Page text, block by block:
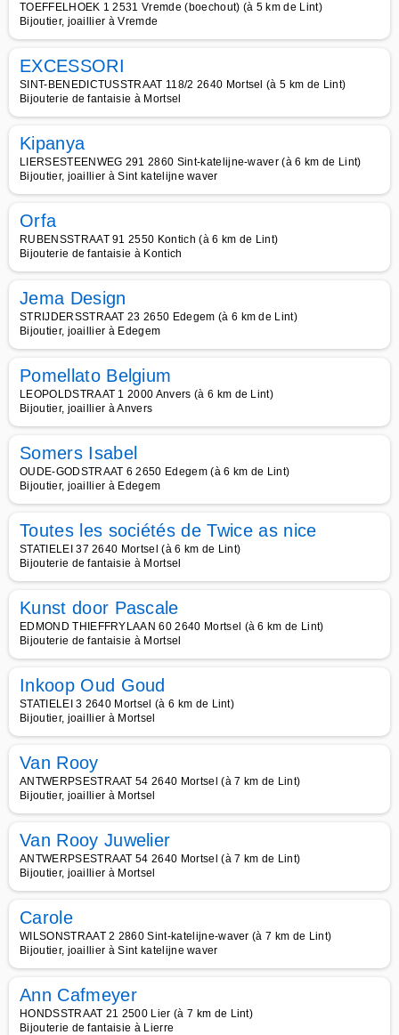
TOEFFELHOEK 1 2531 Vremde (boechout) (à 5 km de Lint)
Bijoutier, joaillier à Vremde
EXCESSORI
SINT-BENEDICTUSSTRAAT 118/2 2640 Mortsel (à 5 km de Lint)
Bijouterie de fantaisie à Mortsel
Kipanya
LIERSESTEENWEG 291 2860 Sint-katelijne-waver (à 6 km de Lint)
Bijoutier, joaillier à Sint katelijne waver
Orfa
RUBENSSTRAAT 91 2550 Kontich (à 6 km de Lint)
Bijouterie de fantaisie à Kontich
Jema Design
STRIJDERSSTRAAT 23 2650 Edegem (à 6 km de Lint)
Bijoutier, joaillier à Edegem
Pomellato Belgium
LEOPOLDSTRAAT 1 2000 Anvers (à 6 km de Lint)
Bijoutier, joaillier à Anvers
Somers Isabel
OUDE-GODSTRAAT 6 2650 Edegem (à 6 km de Lint)
Bijoutier, joaillier à Edegem
Toutes les sociétés de Twice as nice
STATIELEI 37 2640 Mortsel (à 6 km de Lint)
Bijouterie de fantaisie à Mortsel
Kunst door Pascale
EDMOND THIEFFRYLAAN 60 2640 Mortsel (à 6 km de Lint)
Bijouterie de fantaisie à Mortsel
Inkoop Oud Goud
STATIELEI 3 2640 Mortsel (à 6 km de Lint)
Bijoutier, joaillier à Mortsel
Van Rooy
ANTWERPSESTRAAT 54 2640 Mortsel (à 7 km de Lint)
Bijoutier, joaillier à Mortsel
Van Rooy Juwelier
ANTWERPSESTRAAT 54 2640 Mortsel (à 7 km de Lint)
Bijoutier, joaillier à Mortsel
Carole
WILSONSTRAAT 2 2860 Sint-katelijne-waver (à 7 km de Lint)
Bijoutier, joaillier à Sint katelijne waver
Ann Cafmeyer
HONDSSTRAAT 21 2500 Lier (à 7 km de Lint)
Bijouterie de fantaisie à Lierre